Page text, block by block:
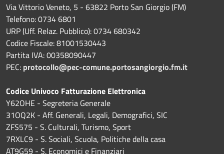
Via Vittorio Veneto, 5 - 63822 Porto San Giorgio (FM)
Telefono: 0734 6801
URP (Uff. Relaz. Pubblico): 0734 680342
Codice Fiscale: 81001530443
Partita IVA: 00358090447
PEC: protocollo@pec-comune.portosangiorgio.fm.it
Codice Univoco Fatturazione Elettronica
Y62OHE - Segreteria Generale
31OQ2K - Aff. Generali, Legali, Demografici, SIC
ZFS575 - S. Culturali, Turismo, Sport
7RXLC9 - S. Sociali, Scuola, Politiche della casa
AT9G59 - S. Economici e Finanziari